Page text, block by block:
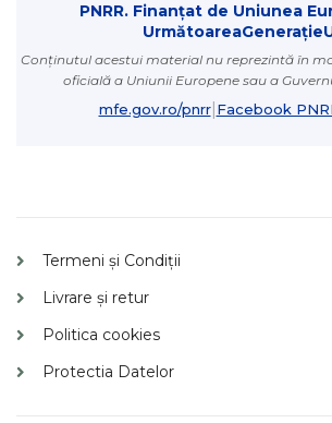
PNRR. Finanțat de Uniunea
Conținutul acestui material nu reprezintă în
oficială a Uniunii Europene sau a
mfe.gov.ro/pnrr| Facebook
Termeni și Condiții
Livrare și retur
Politica cookies
Protectia Datelor